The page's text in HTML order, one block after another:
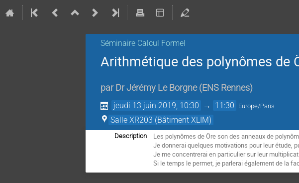
Séminaire Calcul Formel
Arithmétique des polynômes de
par Dr Jérémy Le Borgne (ENS Rennes)
jeudi 13 juin 2019, 10:30 → 11:30 Europe/Paris
Salle XR203 (Bâtiment XLIM)
Description
Les polynômes de Öre son des anneaux de
Je donnerai quelques motivations pour leur étude,
Je me concentrerai en particulier sur leur
Si le temps le permet, je parlerai également de la